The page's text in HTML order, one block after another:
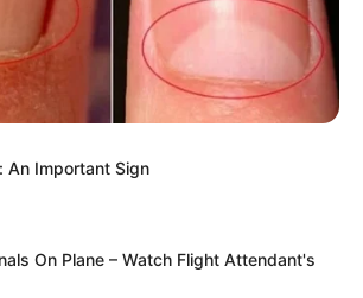
alinhave o círculo marrom,
An Important Sign
On Plane – Watch Flight Attendant's